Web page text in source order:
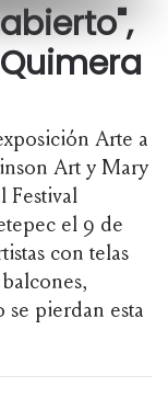
Arte a
Art y Mary
Festival
el 9 de
con telas
se pierdan esta